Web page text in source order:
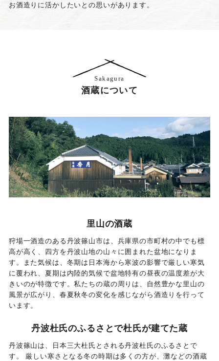
お酒造りに活かしたいとの思いがあります。
Sakagura
酒蔵について
里山の酒蔵
狩場一酒造のある丹波篠山市は、兵庫県の市町村の中でも標
高が高く、四方を丹波山地の山々に囲まれた盆地になりま
す。また気候は、冬期は日本海から寒波の影響で厳しい寒気
に覆われ、夏期は内陸的気候で盆地特有の昼夜の温度差が大
きいのが特徴です。私たちの蔵の周りは、自然豊かな里山の
風景が広がり、春夏秋冬の変化を感じながら酒造りを行って
います。
丹波杜氏のふるさとで杜氏が建てた蔵
丹波篠山は、日本三大杜氏とされる丹波杜氏のふるさとで
す。 厳しい寒さとなる冬の時期は多くの方が、灘などの酒蔵